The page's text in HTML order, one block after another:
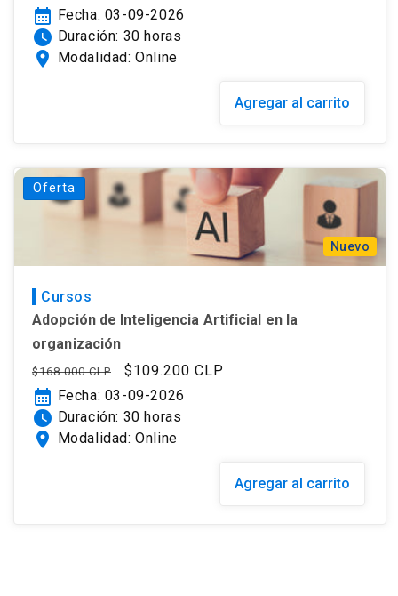
habitual
de
oferta
calendar_month Fecha: 03-09-2026
watch_later Duración: 30 horas
location_on Modalidad: Online
Agregar al carrito
Nuevo
Oferta
Cursos
Adopción de Inteligencia Artificial en la
organización
Precio
habitual
$168.000 CLP
Precio
de
oferta
$109.200 CLP
calendar_month Fecha: 03-09-2026
watch_later Duración: 30 horas
location_on Modalidad: Online
Agregar al carrito